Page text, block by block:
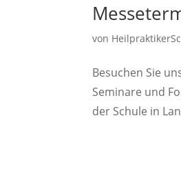
von
Besuchen Sie
Seminare und
der Schule in